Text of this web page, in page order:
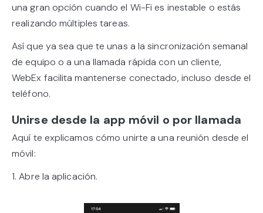
una gran opción cuando el Wi-Fi es inestable o estás
realizando múltiples tareas.
Así que ya sea que te unas a la sincronización semanal
de equipo o a una llamada rápida con un cliente,
WebEx facilita mantenerse conectado, incluso desde el
teléfono.
Unirse desde la app móvil o por llamada
Aquí te explicamos cómo unirte a una reunión desde el
móvil:
1. Abre la aplicación.